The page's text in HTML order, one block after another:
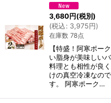
3,680円(税別)
(税込: 3,975円)
在庫数 78点
【特盛！阿寒ポー
い脂身が美味しい
料理とも相性が良
けの真空冷凍なの
す。 阿寒ポーク…